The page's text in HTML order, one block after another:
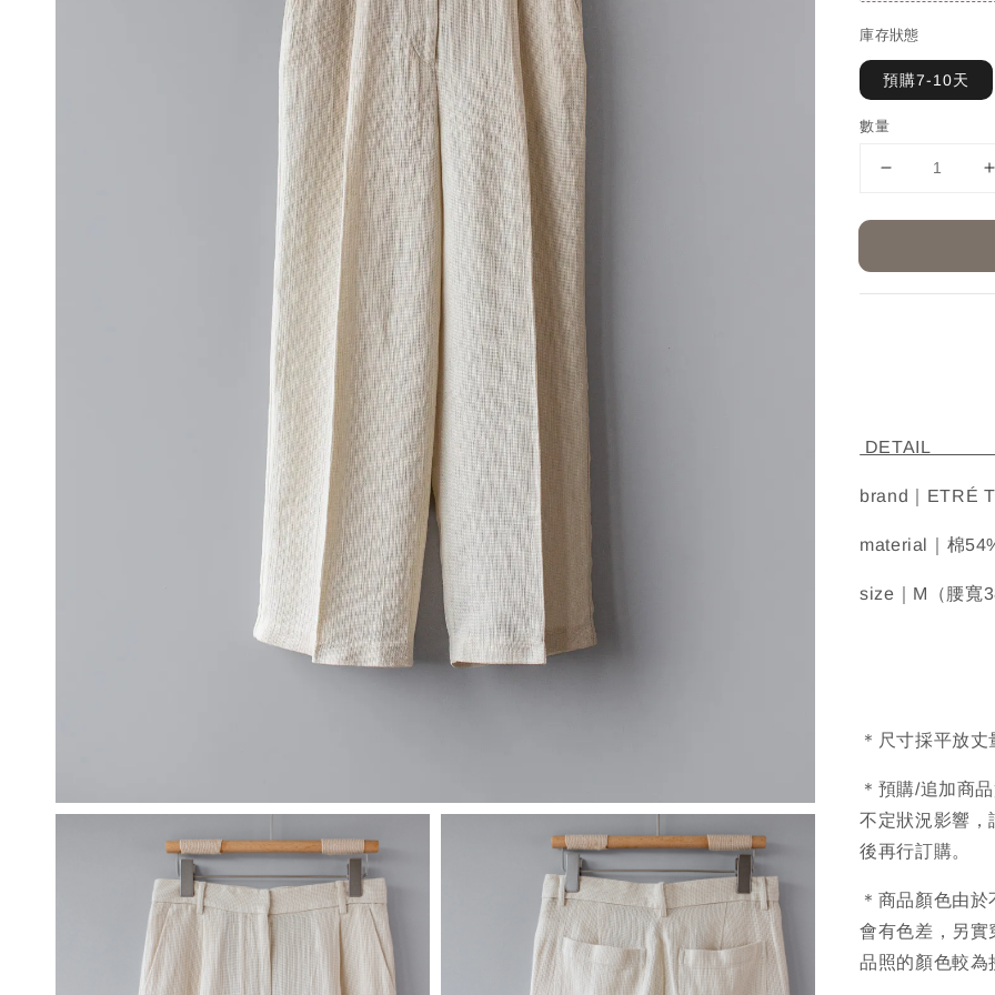
庫存狀態
預購7-10天
數量
brand｜ETRÉ
material｜棉
size｜M（腰寬
＊尺寸採平放
＊預購/追加商
不定狀況影響，
後再行訂購。
＊商品顏色由
會有色差，另實
品照的顏色較為